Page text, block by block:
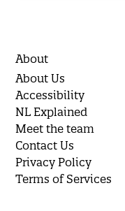
About
About Us
Accessibility
NL Explained
Meet the team
Contact Us
Privacy Policy
Terms of Services